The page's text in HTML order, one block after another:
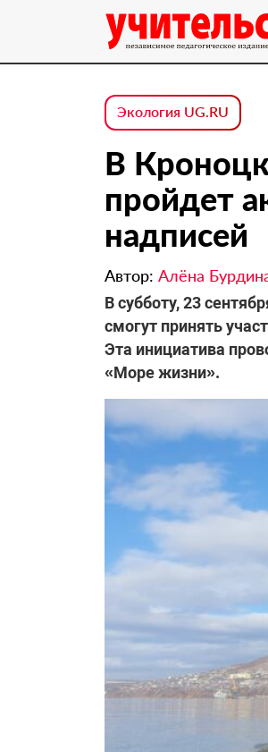
Экология UG.RU
В
пройдет
надписей
Автор: Алёна
В субботу, 23
смогут принять
Эта инициатива
«Море жизни».